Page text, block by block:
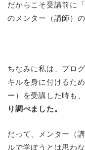
だからこそ受講前に
のメンター（講師）
ちなみに私は、プロ
キルを身に付けるた
ー）を受講した時も、
り調べました。
だって、メンター（
ルで学ぼうとは思わ